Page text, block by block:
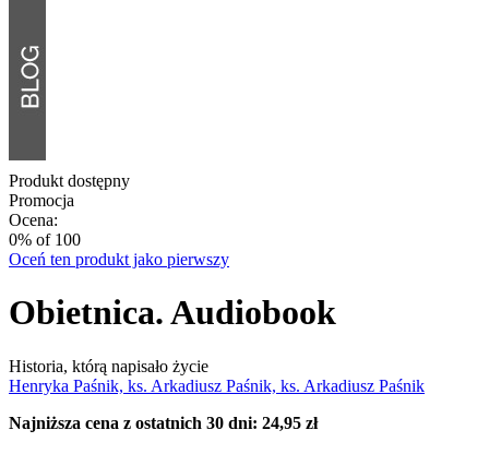
Produkt dostępny
Promocja
Ocena:
0% of 100
Oceń ten produkt jako pierwszy
Obietnica. Audiobook
Historia, którą napisało życie
Henryka Paśnik, ks. Arkadiusz Paśnik, ks. Arkadiusz Paśnik
Najniższa cena z ostatnich 30 dni: 24,95 zł